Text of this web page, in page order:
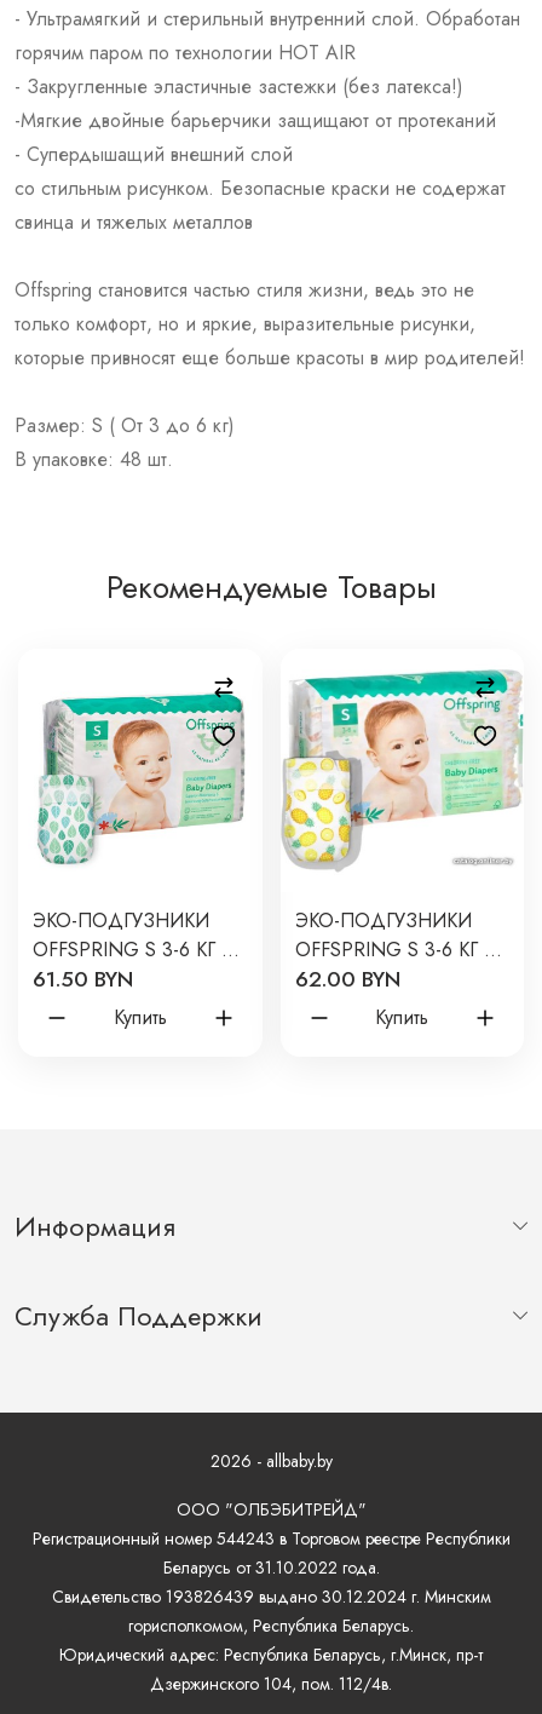
- Ультрамягкий и стерильный внутренний слой. Обработан
горячим паром по технологии HOT AIR
- Закругленные эластичные застежки (без латекса!)
-Мягкие двойные барьерчики защищают от протеканий
- Супердышащий внешний слой
со стильным рисунком. Безопасные краски не содержат
свинца и тяжелых металлов
Offspring становится частью стиля жизни, ведь это не
только комфорт, но и яркие, выразительные рисунки,
которые привносят еще больше красоты в мир родителей!
Размер: S ( От 3 до 6 кг)
В упаковке: 48 шт.
Рекомендуемые Товары
ЭКО-ПОДГУЗНИКИ
OFFSPRING S 3-6 КГ 48
ШТ ЦВЕТ: ЛИСТОЧКИ
61.50 BYN
Купить
ЭКО-ПОДГУЗНИКИ
OFFSPRING S 3-6 КГ 48
ШТ ЦВЕТ: АНАНАСЫ
62.00 BYN
Купить
Информация
Служба Поддержки
2026 - allbaby.by
ООО "ОЛБЭБИТРЕЙД"
Регистрационный номер 544243 в Торговом реестре Республики
Беларусь от 31.10.2022 года.
Свидетельство 193826439 выдано 30.12.2024 г. Минским
горисполкомом, Республика Беларусь.
Юридический адрес: Республика Беларусь, г.Минск, пр-т
Дзержинского 104, пом. 112/4в.